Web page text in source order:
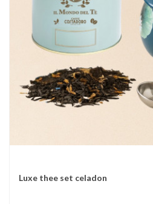
Luxe thee set celadon